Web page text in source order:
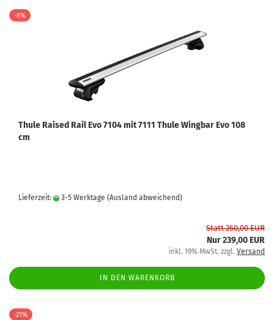
-8%
Thule Raised Rail Evo 7104 mit 7111 Thule Wingbar Evo 108
cm
Lieferzeit: 3-5 Werktage (Ausland abweichend)
Statt 260,00 EUR
Nur 239,00 EUR
inkl. 19% MwSt. zzgl. Versand
IN DEN WARENKORB
-21%